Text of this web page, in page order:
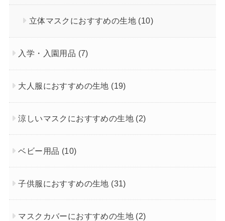
立体マスクにおすすめの生地 (10)
入学・入園用品 (7)
大人服におすすめの生地 (19)
涼しいマスクにおすすめの生地 (2)
ベビー用品 (10)
子供服におすすめの生地 (31)
マスクカバーにおすすめの生地 (2)